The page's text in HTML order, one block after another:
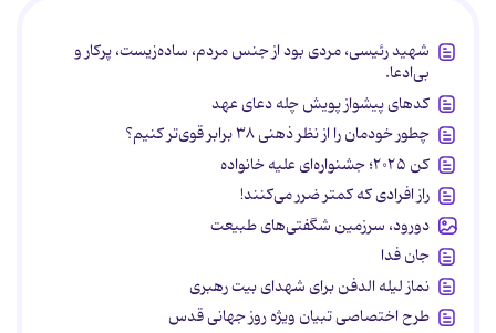
شهید رئیسی، مردی بود از جنس مردم، ساده‌زیست، پرکار و
بی‌ادعا.
کدهای پیشواز پویش چله دعای عهد
چطور خودمان را از نظر ذهنی ۳۸ برابر قوی‌تر کنیم؟
کن ۲۰۲۵؛ جشنواره‌ای علیه خانواده
راز افرادی که کمتر ضرر می‌کنند!
دورود، سرزمین شگفتی‌های طبیعت
جان فدا
نماز لیله الدفن برای شهدای بیت رهبری
طرح اختصاصی تبیان ویژه روز جهانی قدس